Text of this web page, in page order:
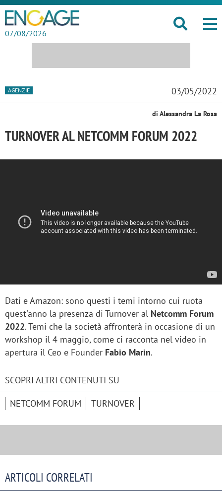
07/08/2026
AGENZIE 03/05/2022
di Alessandra La Rosa
TURNOVER AL NETCOMM FORUM 2022
Dati e Amazon: sono questi i temi intorno cui ruota
quest'anno la presenza di Turnover al Netcomm Forum
2022. Temi che la società affronterà in occasione di un
workshop il 4 maggio, come ci racconta nel video in
apertura il Ceo e Founder Fabio Marin.
SCOPRI ALTRI CONTENUTI SU
NETCOMM FORUM TURNOVER
ARTICOLI CORRELATI